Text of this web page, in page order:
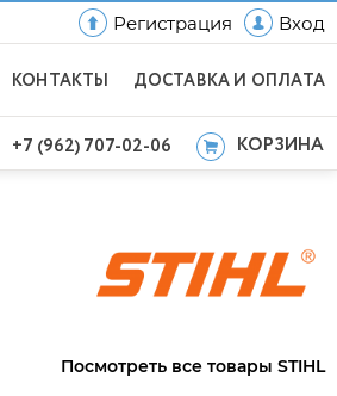
Регистрация Вход
КОНТАКТЫ ДОСТАВКА И ОПЛАТА
+7 (962) 707-02-06 КОРЗИНА
Посмотреть все товары STIHL